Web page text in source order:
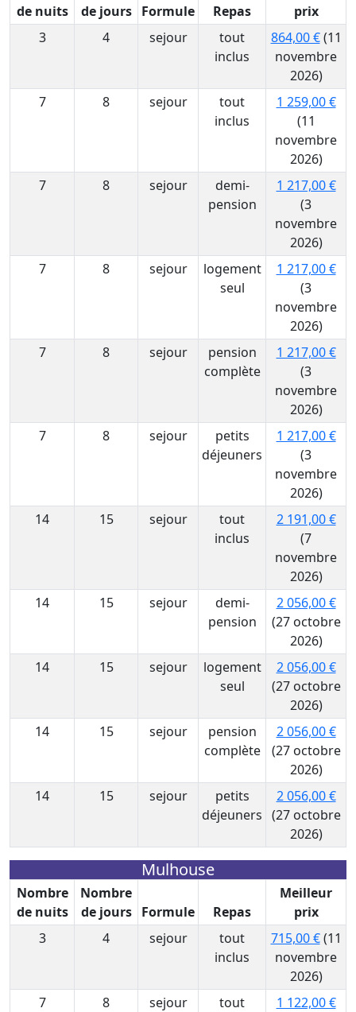
de nuits
de jours
Formule Repas
prix
3
4 sejour
tout
inclus
864,00 €(11
novembre
2026)
7
8 sejour
tout
inclus
1 259,00 €
(11
novembre
2026)
7
8 sejour
demi-
pension
1 217,00 €
(3
novembre
2026)
7
8 sejour
logement
seul
1 217,00 €
(3
novembre
2026)
7
8 sejour
pension
complète
1 217,00 €
(3
novembre
2026)
7
8 sejour
petits
déjeuners
1 217,00 €
(3
novembre
2026)
14
15 sejour
tout
inclus
2 191,00 €
(7
novembre
2026)
14
15 sejour
demi-
pension
2 056,00 €
(27 octobre
2026)
14
15 sejour
logement
seul
2 056,00 €
(27 octobre
2026)
14
15 sejour
pension
complète
2 056,00 €
(27 octobre
2026)
14
15 sejour
petits
déjeuners
2 056,00 €
(27 octobre
2026)
Mulhouse
Nombre
de nuits
Nombre
de jours
Formule Repas
Meilleur
prix
3
4 sejour
tout
inclus
715,00 €(11
novembre
2026)
7
8 sejour
tout
1 122,00 €